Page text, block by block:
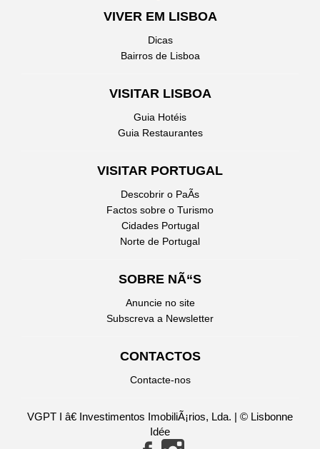
VIVER EM LISBOA
Dicas
Bairros de Lisboa
VISITAR LISBOA
Guia Hotéis
Guia Restaurantes
VISITAR PORTUGAL
Descobrir o PaÃ­s
Factos sobre o Turismo
Cidades Portugal
Norte de Portugal
SOBRE NÃ“S
Anuncie no site
Subscreva a Newsletter
CONTACTOS
Contacte-nos
VGPT I â€ Investimentos ImobiliÃ¡rios, Lda. | © Lisbonne
Idée